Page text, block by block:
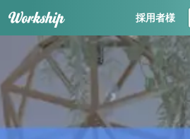
採用者様